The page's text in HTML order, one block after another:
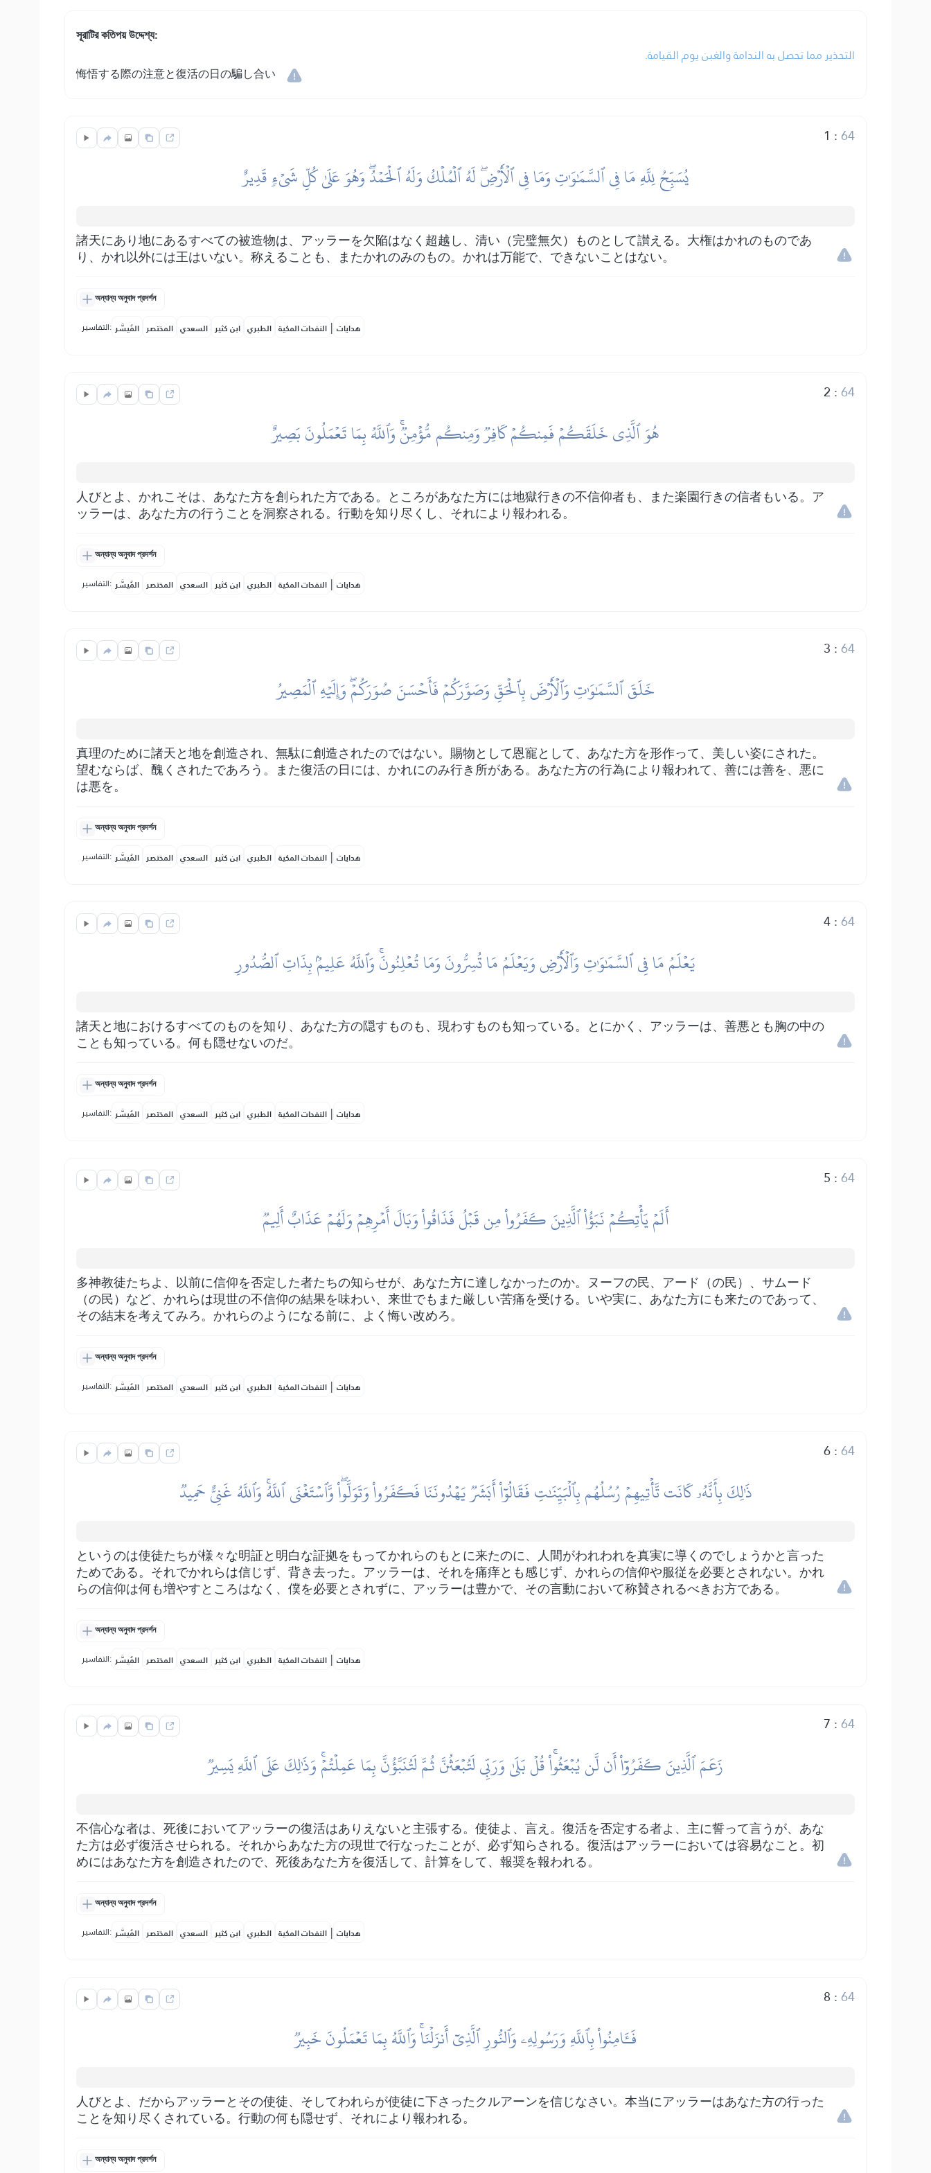
সূরাটির কতিপয় উদ্দেশ্য:
التحذير مما تحصل به الندامة والغبن يوم القيامة.
悔悟する際の注意と復活の日の騙し合い
1 :64
يُسَبِّحُ لِلَّهِ مَا فِي ٱلسَّمَٰوَٰتِ وَمَا فِي ٱلۡأَرۡضِۖ لَهُ ٱلۡمُلۡكُ وَلَهُ ٱلۡحَمۡدُۖ وَهُوَ عَلَىٰ كُلِّ شَيۡءٖ قَدِيرٌ
諸天にあり地にあるすべての被造物は、アッラーを欠陥はなく超越し、清い（完璧無欠）ものとして讃える。大権はかれのものであ
り、かれ以外には王はいない。称えることも、またかれのみのもの。かれは万能で、できないことはない。
অন্যান্য অনুবাদ প্রদর্শন
التفاسير: المُيسَّر المختصر السعدي ابن كثير الطبري النفحات المكية | هدايات
2 :64
هُوَ ٱلَّذِي خَلَقَكُمۡ فَمِنكُمۡ كَافِرٞ وَمِنكُم مُّؤۡمِنٞۚ وَٱللَّهُ بِمَا تَعۡمَلُونَ بَصِيرٌ
人びとよ、かれこそは、あなた方を創られた方である。ところがあなた方には地獄行きの不信仰者も、また楽園行きの信者もいる。ア
ッラーは、あなた方の行うことを洞察される。行動を知り尽くし、それにより報われる。
অন্যান্য অনুবাদ প্রদর্শন
التفاسير: المُيسَّر المختصر السعدي ابن كثير الطبري النفحات المكية | هدايات
3 :64
خَلَقَ ٱلسَّمَٰوَٰتِ وَٱلۡأَرۡضَ بِٱلۡحَقِّ وَصَوَّرَكُمۡ فَأَحۡسَنَ صُوَرَكُمۡۖ وَإِلَيۡهِ ٱلۡمَصِيرُ
真理のために諸天と地を創造され、無駄に創造されたのではない。賜物として恩寵として、あなた方を形作って、美しい姿にされた。
望むならば、醜くされたであろう。また復活の日には、かれにのみ行き所がある。あなた方の行為により報われて、善には善を、悪に
は悪を。
অন্যান্য অনুবাদ প্রদর্শন
التفاسير: المُيسَّر المختصر السعدي ابن كثير الطبري النفحات المكية | هدايات
4:64
يَعۡلَمُ مَا فِي ٱلسَّمَٰوَٰتِ وَٱلۡأَرۡضِ وَيَعۡلَمُ مَا تُسِرُّونَ وَمَا تُعۡلِنُونَۚ وَٱللَّهُ عَلِيمُۢ بِذَاتِ ٱلصُّدُورِ
諸天と地におけるすべてのものを知り、あなた方の隠すものも、現わすものも知っている。とにかく、アッラーは、善悪とも胸の中の
ことも知っている。何も隠せないのだ。
অন্যান্য অনুবাদ প্রদর্শন
التفاسير: المُيسَّر المختصر السعدي ابن كثير الطبري النفحات المكية | هدايات
5 :64
أَلَمۡ يَأۡتِكُمۡ نَبَؤُاْ ٱلَّذِينَ كَفَرُواْ مِن قَبۡلُ فَذَاقُواْ وَبَالَ أَمۡرِهِمۡ وَلَهُمۡ عَذَابٌ أَلِيمٞ
多神教徒たちよ、以前に信仰を否定した者たちの知らせが、あなた方に達しなかったのか。ヌーフの民、アード（の民）、サムード
（の民）など、かれらは現世の不信仰の結果を味わい、来世でもまた厳しい苦痛を受ける。いや実に、あなた方にも来たのであって、
その結末を考えてみろ。かれらのようになる前に、よく悔い改めろ。
অন্যান্য অনুবাদ প্রদর্শন
التفاسير: المُيسَّر المختصر السعدي ابن كثير الطبري النفحات المكية | هدايات
6:64
ذَٰلِكَ بِأَنَّهُۥ كَانَت تَّأۡتِيهِمۡ رُسُلُهُم بِٱلۡبَيِّنَٰتِ فَقَالُوٓاْ أَبَشَرٞ يَهۡدُونَنَا فَكَفَرُواْ وَتَوَلَّواْۖ وَّٱسۡتَغۡنَى ٱللَّهُۚ وَٱللَّهُ غَنِيٌّ حَمِيدٞ
というのは使徒たちが様々な明証と明白な証拠をもってかれらのもとに来たのに、人間がわれわれを真実に導くのでしょうかと言った
ためである。それでかれらは信じず、背き去った。アッラーは、それを痛痒とも感じず、かれらの信仰や服従を必要とされない。かれ
らの信仰は何も増やすところはなく、僕を必要とされずに、アッラーは豊かで、その言動において称賛されるべきお方である。
অন্যান্য অনুবাদ প্রদর্শন
التفاسير: المُيسَّر المختصر السعدي ابن كثير الطبري النفحات المكية | هدايات
7 :64
زَعَمَ ٱلَّذِينَ كَفَرُوٓاْ أَن لَّن يُبۡعَثُواْۚ قُلۡ بَلَىٰ وَرَبِّي لَتُبۡعَثُنَّ ثُمَّ لَتُنَبَّؤُنَّ بِمَا عَمِلۡتُمۡۚ وَذَٰلِكَ عَلَى ٱللَّهِ يَسِيرٞ
不信心な者は、死後においてアッラーの復活はありえないと主張する。使徒よ、言え。復活を否定する者よ、主に誓って言うが、あな
た方は必ず復活させられる。それからあなた方の現世で行なったことが、必ず知らされる。復活はアッラーにおいては容易なこと。初
めにはあなた方を創造されたので、死後あなた方を復活して、計算をして、報奨を報われる。
অন্যান্য অনুবাদ প্রদর্শন
التفاسير: المُيسَّر المختصر السعدي ابن كثير الطبري النفحات المكية | هدايات
8 :64
فَـَٔامِنُواْ بِٱللَّهِ وَرَسُولِهِۦ وَٱلنُّورِ ٱلَّذِيٓ أَنزَلۡنَاۚ وَٱللَّهُ بِمَا تَعۡمَلُونَ خَبِيرٞ
人びとよ、だからアッラーとその使徒、そしてわれらが使徒に下さったクルアーンを信じなさい。本当にアッラーはあなた方の行った
ことを知り尽くされている。行動の何も隠せず、それにより報われる。
অন্যান্য অনুবাদ প্রদর্শন